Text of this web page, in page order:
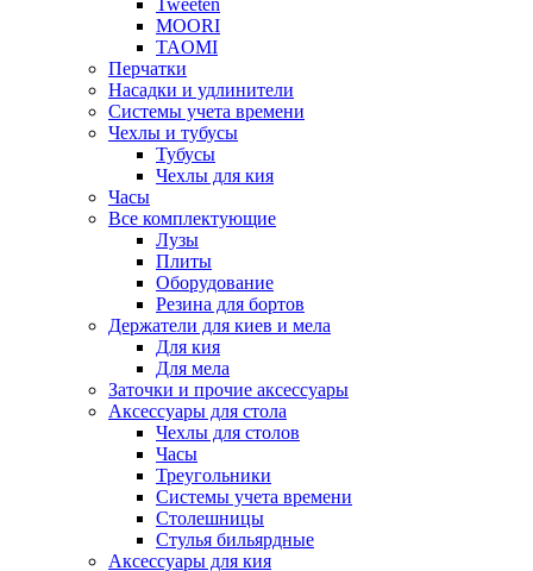
Tweeten
MOORI
TAOMI
Перчатки
Насадки и удлинители
Системы учета времени
Чехлы и тубусы
Тубусы
Чехлы для кия
Часы
Все комплектующие
Лузы
Плиты
Оборудование
Резина для бортов
Держатели для киев и мела
Для кия
Для мела
Заточки и прочие аксессуары
Аксессуары для стола
Чехлы для столов
Часы
Треугольники
Системы учета времени
Столешницы
Стулья бильярдные
Аксессуары для кия